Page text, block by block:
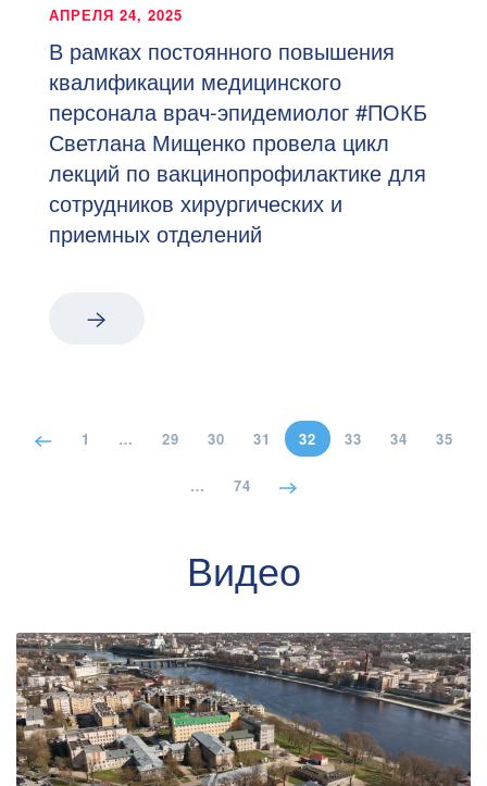
АПРЕЛЯ 24, 2025
В рамках постоянного повышения
квалификации медицинского
персонала врач-эпидемиолог #ПОКБ
Светлана Мищенко провела цикл
лекций по вакцинопрофилактике для
сотрудников хирургических и
приемных отделений
1 … 29 30 31 32 33 34 35
… 74
Видео